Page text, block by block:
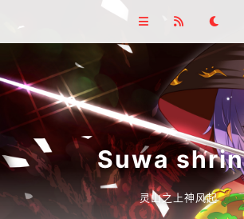
Suwa
灵山之上神风起